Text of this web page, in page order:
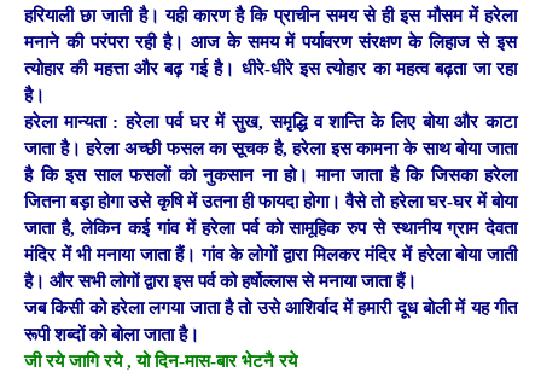
हरियाली छा जाती है। यही कारण है कि प्राचीन समय से ही इस मौसम में हरेला
मनाने की परंपरा रही है। आज के समय में पर्यावरण संरक्षण के लिहाज से इस
त्योहार की महत्ता और बढ़ गई है। धीरे-धीरे इस त्योहार का महत्व बढ़ता जा रहा
है।
हरेला मान्यता : हरेला पर्व घर में सुख, समृद्धि व शान्ति के लिए बोया और काटा
जाता है। हरेला अच्छी फसल का सूचक है, हरेला इस कामना के साथ बोया जाता
है कि इस साल फसलों को नुकसान ना हो। माना जाता है कि जिसका हरेला
जितना बड़ा होगा उसे कृषि में उतना ही फायदा होगा। वैसे तो हरेला घर-घर में बोया
जाता है, लेकिन कई गांव में हरेला पर्व को सामूहिक रुप से स्थानीय ग्राम देवता
मंदिर में भी मनाया जाता हैं। गांव के लोगों द्वारा मिलकर मंदिर में हरेला बोया जाती
है। और सभी लोगों द्वारा इस पर्व को हर्षोल्लास से मनाया जाता हैं।
जब किसी को हरेला लगया जाता है तो उसे आशिर्वाद में हमारी दूध बोली में यह गीत
रूपी शब्दों को बोला जाता है।
जी रये जागि रये , यो दिन-मास-बार भेटनै रये